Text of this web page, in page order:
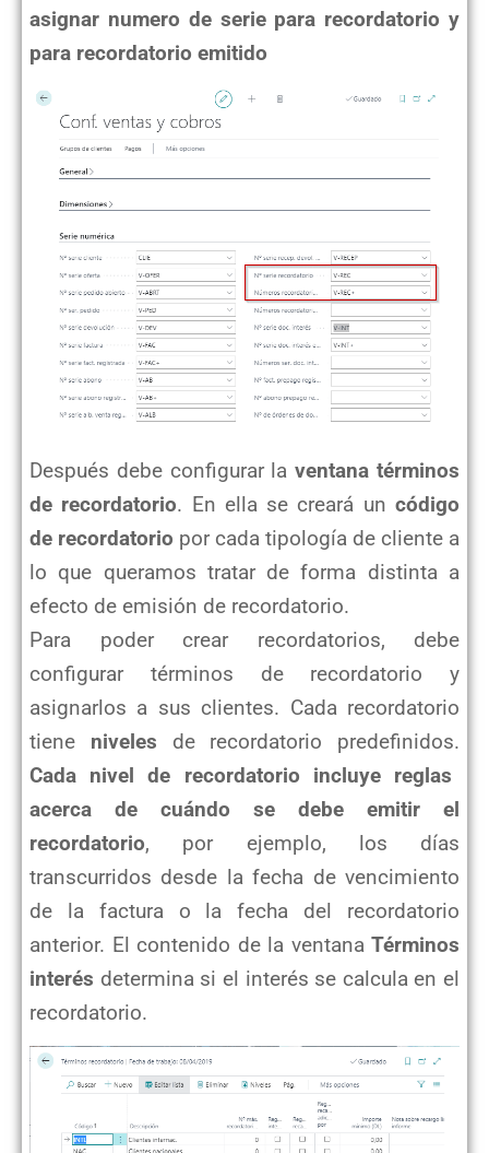
asignar numero de serie para recordatorio y
para recordatorio emitido
Después debe configurar laventana términos
de recordatorio. En ella se creará uncódigo
de recordatorio por cada tipología de cliente a
lo que queramos tratar de forma distinta a
efecto de emisión de recordatorio.
Para poder crear recordatorios, debe
configurar términos de recordatorio y
asignarlos a sus clientes. Cada recordatorio
tiene niveles de recordatorio predefinidos.
Cada nivel de recordatorio incluye reglas
acerca de cuándo se debe emitir el
recordatorio, por ejemplo, los días
transcurridos desde la fecha de vencimiento
de la factura o la fecha del recordatorio
anterior. El contenido de la ventana Términos
interés determina si el interés se calcula en el
recordatorio.